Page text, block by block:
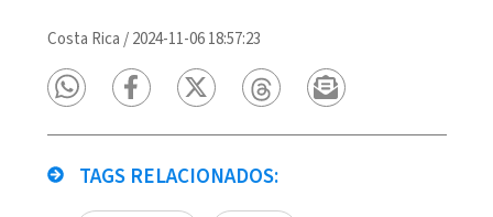
Costa Rica /2024-11-06 18:57:23
TAGS RELACIONADOS: